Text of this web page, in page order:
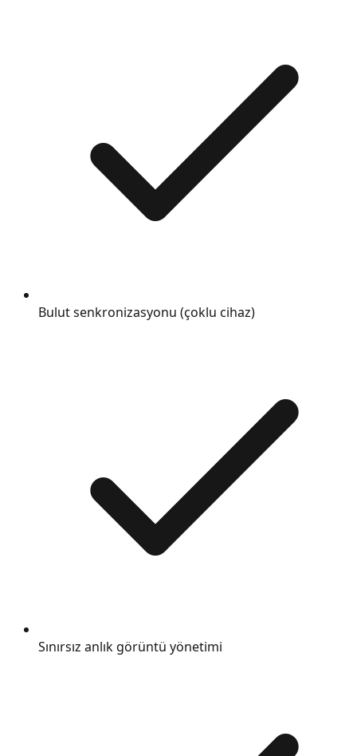
Bulut senkronizasyonu (çoklu cihaz)
Sınırsız anlık görüntü yönetimi